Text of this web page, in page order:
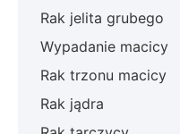
Rak jelita grubego
Wypadanie macicy
Rak trzonu macicy
Rak jądra